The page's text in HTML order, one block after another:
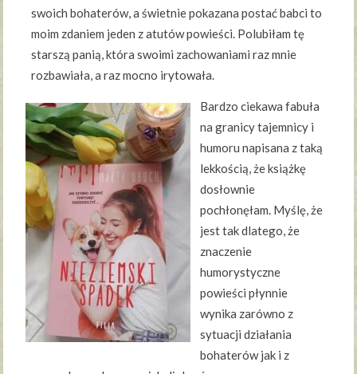
swoich bohaterów, a świetnie pokazana postać babci to
moim zdaniem jeden z atutów powieści. Polubiłam tę
starszą panią, która swoimi zachowaniami raz mnie
rozbawiała, a raz mocno irytowała.
Bardzo ciekawa fabuła
na granicy tajemnicy i
humoru napisana z taką
lekkością, że książkę
dosłownie
pochłonęłam. Myślę, że
jest tak dlatego, że
znaczenie
humorystyczne
powieści płynnie
wynika zarówno z
sytuacji działania
bohaterów jak i z